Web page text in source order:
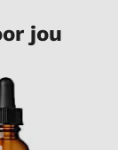
jou